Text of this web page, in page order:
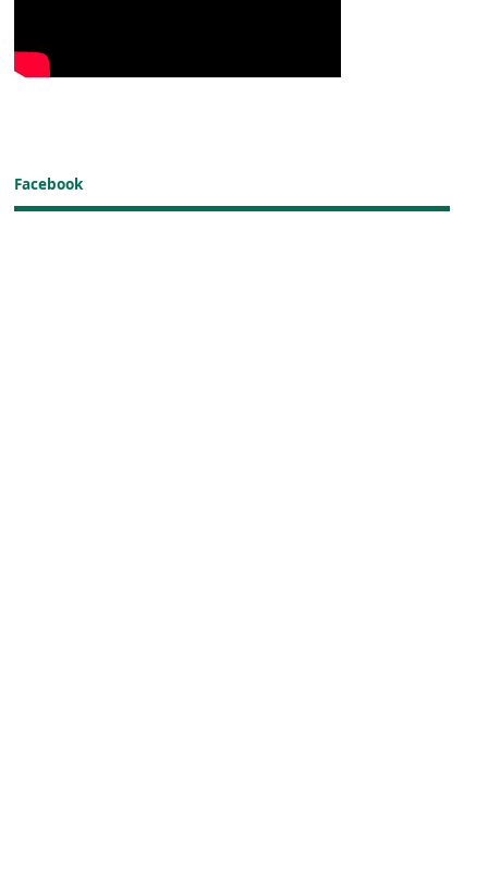
Facebook